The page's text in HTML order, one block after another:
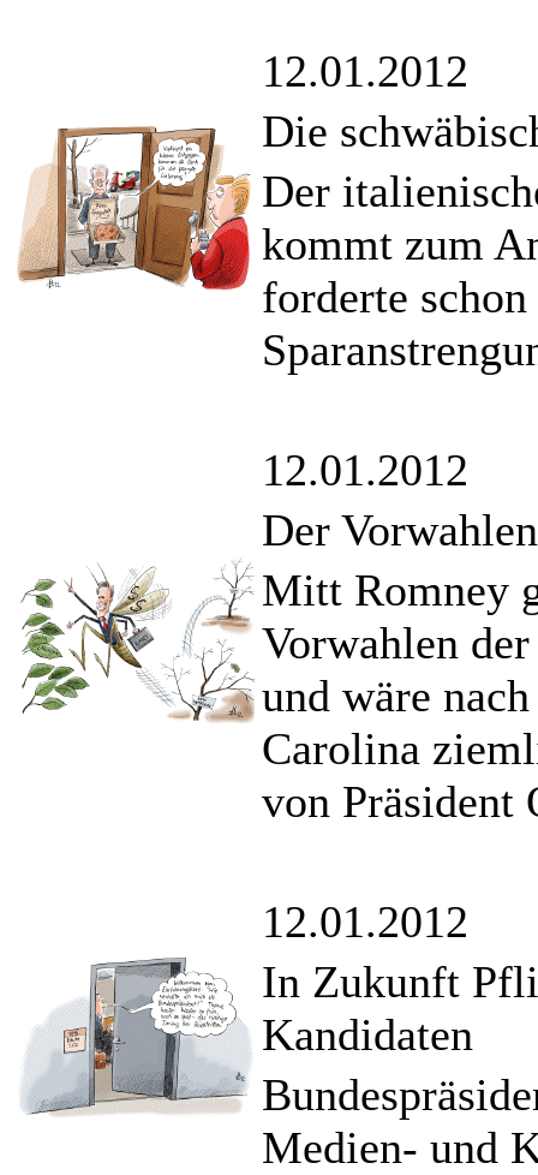
12.01.2012
Die
Der
kommt zum
forderte
12.01.2012
Der
Mitt Romney
Vorwahlen
und wäre
Carolina
von Präsident
12.01.2012
In Zukunft
Kandidaten
Medien- und